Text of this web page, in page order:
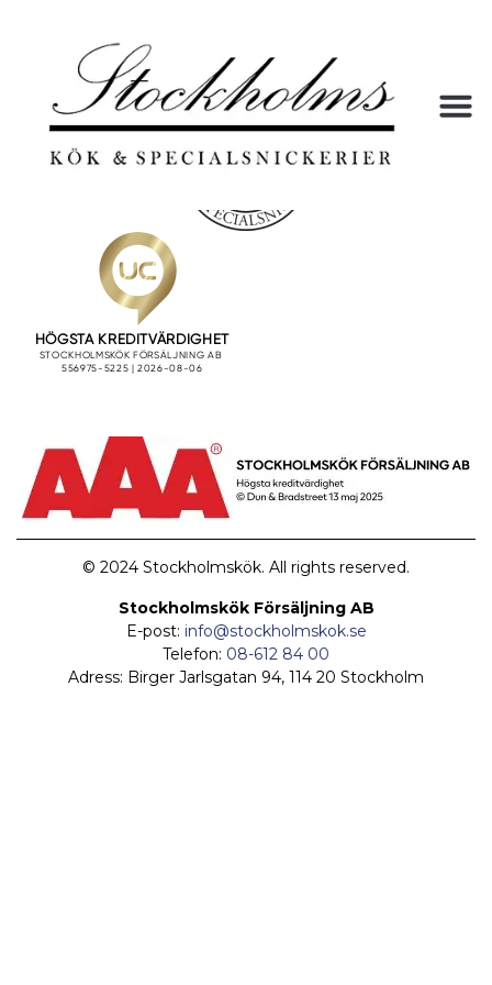
© 2024 Stockholmskök. All rights reserved.
Stockholmskök Försäljning AB
E-post: info@stockholmskok.se
Telefon: 08-612 84 00
Adress: Birger Jarlsgatan 94, 114 20 Stockholm